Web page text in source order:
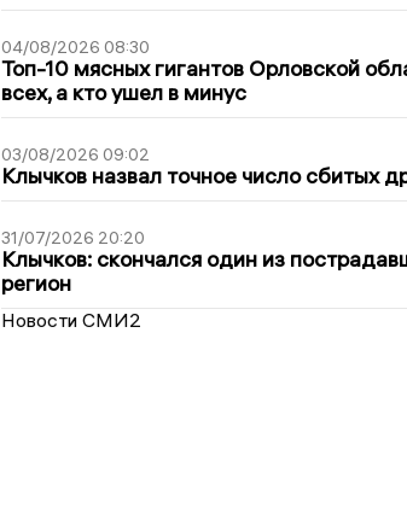
04/08/2026 08:30
Топ-10 мясных гигантов Орловской
всех, а кто ушел в минус
03/08/2026 09:02
Клычков назвал точное число сбитых
31/07/2026 20:20
Клычков: скончался один из
регион
Новости СМИ2